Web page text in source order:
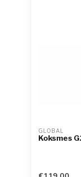
GLOBAL
Koksmes